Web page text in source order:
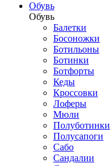
Обувь
Обувь
Балетки
Босоножки
Ботильоны
Ботинки
Ботфорты
Кеды
Кроссовки
Лоферы
Мюли
Полуботинки
Полусапоги
Сабо
Сандалии